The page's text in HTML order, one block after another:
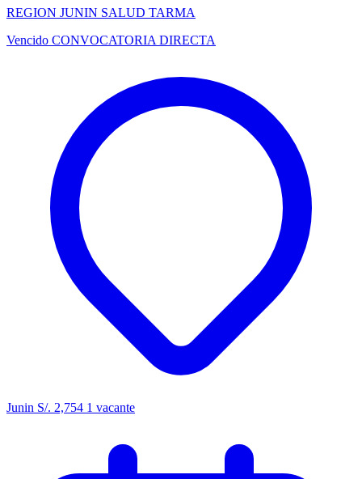
REGION JUNIN SALUD TARMA
Vencido CONVOCATORIA DIRECTA
Junin S/. 2,754 1 vacante